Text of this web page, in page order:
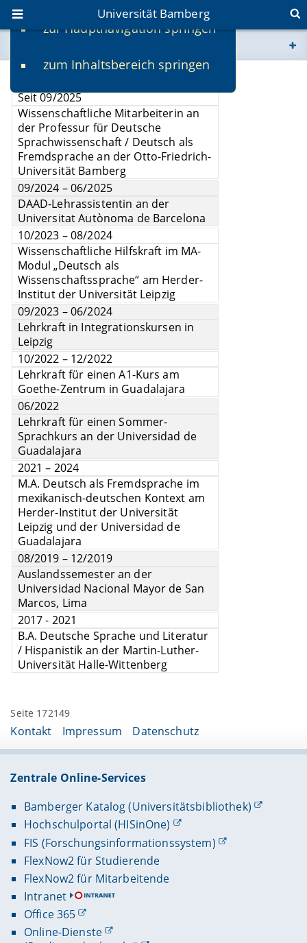
zur Hauptnavigation springen
zum Inhaltsbereich springen
Universität Bamberg
www.uni-bamberg.de
univis.uni-bamberg.de
fis.uni-bamberg.de
Vita
Seit 09/2025
Wissenschaftliche Mitarbeiterin an
der Professur für Deutsche
Sprachwissenschaft / Deutsch als
Fremdsprache an der Otto-Friedrich-
Universität Bamberg
09/2024 – 06/2025
DAAD-Lehrassistentin an der
Universitat Autònoma de Barcelona
10/2023 – 08/2024
Wissenschaftliche Hilfskraft im MA-
Modul „Deutsch als
Wissenschaftssprache“ am Herder-
Institut der Universität Leipzig
09/2023 – 06/2024
Lehrkraft in Integrationskursen in
Leipzig
10/2022 – 12/2022
Lehrkraft für einen A1-Kurs am
Goethe-Zentrum in Guadalajara
06/2022
Lehrkraft für einen Sommer-
Sprachkurs an der Universidad de
Guadalajara
2021 – 2024
M.A. Deutsch als Fremdsprache im
mexikanisch-deutschen Kontext am
Herder-Institut der Universität
Leipzig und der Universidad de
Guadalajara
08/2019 – 12/2019
Auslandssemester an der
Universidad Nacional Mayor de San
Marcos, Lima
2017 - 2021
B.A. Deutsche Sprache und Literatur
/ Hispanistik an der Martin-Luther-
Universität Halle-Wittenberg
Seite 172149
Kontakt Impressum Datenschutz
Zentrale Online-Services
Bamberger Katalog (Universitätsbibliothek)
Hochschulportal (HISinOne)
FIS (Forschungsinformationssystem)
FlexNow2 für Studierende
FlexNow2 für Mitarbeitende
Intranet
Office 365
Online-Dienste